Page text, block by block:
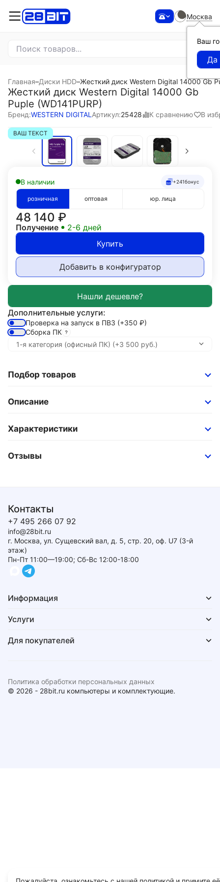
Москва
Ваш
Главная–Диски HDD–Жесткий диск Western Digital 14000 Gb
Жесткий диск Western Digital 14000 Gb
Puple (WD141PURP)
Бренд:WESTERN DIGITAL Артикул:25428 К сравнению В
ВАШ ТЕКСТ
В наличии +241бонус
розничная оптовая юр. лица
48 140 ₽
Получение
2-6 дней
Купить
Добавить в конфигуратор
Дополнительные услуги:
Проверка на запуск в ПВЗ (+350 ₽)
Сборка ПК
Подбор товаров
Описание
Характеристики
Отзывы
Контакты
+7 495 266 07 92
info@28bit.ru
г. Москва, ул. Сущевский вал, д. 5, стр. 20, оф. U7 (3-й
этаж)
Пн-Пт 11:00—19:00; Сб-Вс 12:00-18:00
Информация
Услуги
Для покупателей
© 2026 - 28bit.ru компьютеры и комплектующие.
Политика обработки персональных данных